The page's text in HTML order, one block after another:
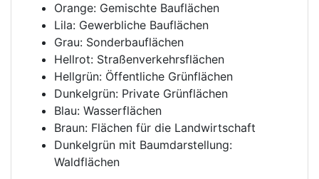
Orange: Gemischte Bauflächen
Lila: Gewerbliche Bauflächen
Grau: Sonderbauflächen
Hellrot: Straßenverkehrsflächen
Hellgrün: Öffentliche Grünflächen
Dunkelgrün: Private Grünflächen
Blau: Wasserflächen
Braun: Flächen für die Landwirtschaft
Dunkelgrün mit Baumdarstellung:
Waldflächen